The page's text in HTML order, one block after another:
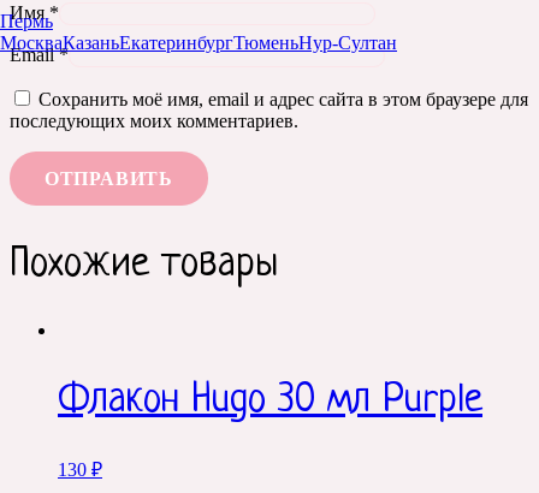
Пермь
МоскваКазаньЕкатеринбургТюменьНур-Султан
Имя *
Email*
Сохранить моё имя, email и адрес сайта в этом браузере для
последующих моих комментариев.
Похожие товары
Флакон Hugo 30 мл Purple
130 ₽